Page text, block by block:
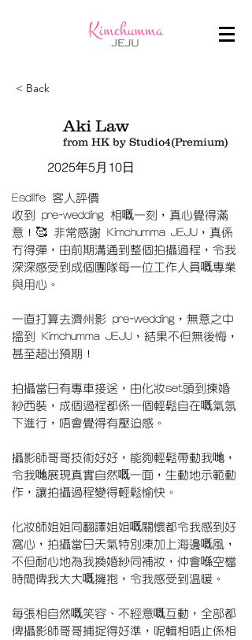
< Back
Aki Law
from HK by Studio4(Premium)
2025年5月10日
Esdlife 客人評價
收到 pre-wedding 相嘅一刻，真心覺得滿
意！🥰 非常感謝 Kimchumma JEJU，真係
冇得彈，由前期溝通到整個拍攝過程，令我
深深感受到成個團隊每一位工作人員嘅專業
與用心。
一直打算去濟州影 pre-wedding，無意之中
搵到 Kimchumma JEJU，結果不但無後悔，
甚至超出預期！
拍攝當日有專車接送，由化妝set頭到揀婚
紗西裝，成個過程都係一個輕鬆自在嘅氣氛
下進行，唔會覺得有壓迫感。
攝影師哥哥技術好好，能夠輕鬆帶動我哋，
令我哋展現真實自然嘅一面，生動地示範動
作，讓拍攝過程變得輕鬆愉快。
化妝師姐姐同翻譯姐姐嘅關懷都令我感到好
窩心，拍攝當日天氣特別凍加上海邊嘅風，
不但耐心地為我換婚紗同補妝，仲會喺空檔
時間俾我大大嘅擁抱，令我感受到溫暖。
每張相自然嘅笑容、不經意嘅互動，全部都
俾攝影師哥哥捕捉得好準，呢輯相唔止係相